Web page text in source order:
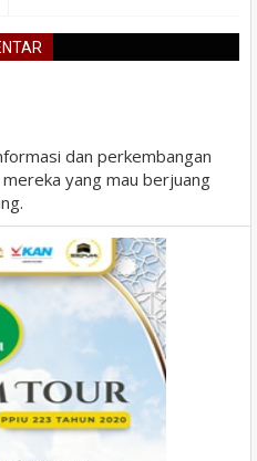
dan perkembangan
yang mau berjuang